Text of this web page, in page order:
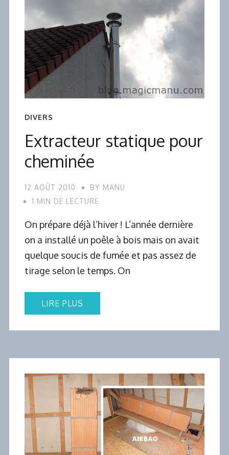
DIVERS
Extracteur statique pour
cheminée
12 AOÛT 2010 BY MANU
1 MIN DE LECTURE
On prépare déjà l’hiver ! L’année dernière
on a installé un poêle à bois mais on avait
quelque soucis de fumée et pas assez de
tirage selon le temps. On
LIRE PLUS